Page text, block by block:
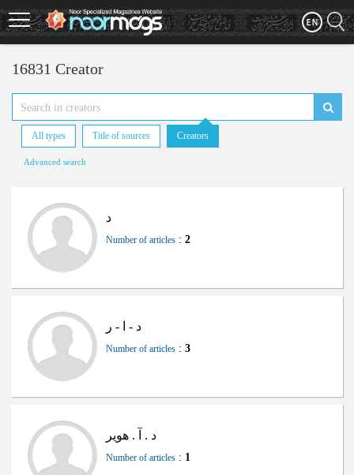
Skip
to
main
16831 Creator
All types Title of sources Creators
Advanced search
د
Number of articles : 2
د - ا - ر
Number of articles : 3
د . آ . هویر
Number of articles : 1